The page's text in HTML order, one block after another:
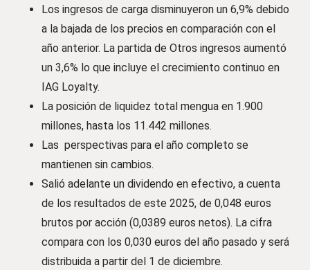
Los ingresos de carga disminuyeron un 6,9% debido
a la bajada de los precios en comparación con el
año anterior. La partida de Otros ingresos aumentó
un 3,6% lo que incluye el crecimiento continuo en
IAG Loyalty.
La posición de liquidez total mengua en 1.900
millones, hasta los 11.442 millones.
Las perspectivas para el año completo se
mantienen sin cambios.
Salió adelante un dividendo en efectivo, a cuenta
de los resultados de este 2025, de 0,048 euros
brutos por acción (0,0389 euros netos). La cifra
compara con los 0,030 euros del año pasado y será
distribuida a partir del 1 de diciembre.